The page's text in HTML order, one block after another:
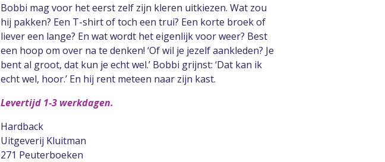
Bobbi mag voor het eerst zelf zijn kleren uitkiezen. Wat zou
hij pakken? Een T-shirt of toch een trui? Een korte broek of
liever een lange? En wat wordt het eigenlijk voor weer? Best
een hoop om over na te denken! ‘Of wil je jezelf aankleden? Je
bent al groot, dat kun je echt wel.’ Bobbi grijnst: ‘Dat kan ik
echt wel, hoor.’ En hij rent meteen naar zijn kast.
Levertijd 1-3 werkdagen.
Hardback
Uitgeverij Kluitman
271 Peuterboeken